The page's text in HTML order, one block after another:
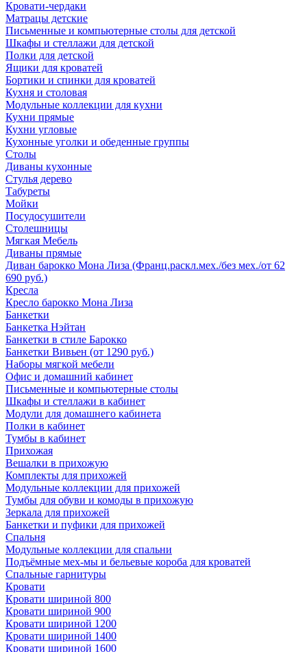
Кровати-чердаки
Матрацы детские
Письменные и компьютерные столы для детской
Шкафы и стеллажи для детской
Полки для детской
Ящики для кроватей
Бортики и спинки для кроватей
Кухня и столовая
Модульные коллекции для кухни
Кухни прямые
Кухни угловые
Кухонные уголки и обеденные группы
Столы
Диваны кухонные
Стулья дерево
Табуреты
Мойки
Посудосушители
Столешницы
Мягкая Мебель
Диваны прямые
Диван барокко Мона Лиза (Франц.раскл.мех./без мех./от 62
690 руб.)
Кресла
Кресло барокко Мона Лиза
Банкетки
Банкетка Нэйтан
Банкетки в стиле Барокко
Банкетки Вивьен (от 1290 руб.)
Наборы мягкой мебели
Офис и домашний кабинет
Письменные и компьютерные столы
Шкафы и стеллажи в кабинет
Модули для домашнего кабинета
Полки в кабинет
Тумбы в кабинет
Прихожая
Вешалки в прихожую
Комплекты для прихожей
Модульные коллекции для прихожей
Тумбы для обуви и комоды в прихожую
Зеркала для прихожей
Банкетки и пуфики для прихожей
Спальня
Модульные коллекции для спальни
Подъёмные мех-мы и бельевые короба для кроватей
Спальные гарнитуры
Кровати
Кровати шириной 800
Кровати шириной 900
Кровати шириной 1200
Кровати шириной 1400
Кровати шириной 1600